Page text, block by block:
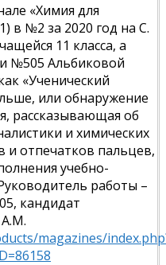
«Химия для
) в №2 за 2020 год на С.
11 класса, а
№505 Альбиковой
«Ученический
или обнаружение
рассказывающая об
и химических
и отпечатков пальцев,
учебно-
работы –
кандидат
А.М.
magazines/